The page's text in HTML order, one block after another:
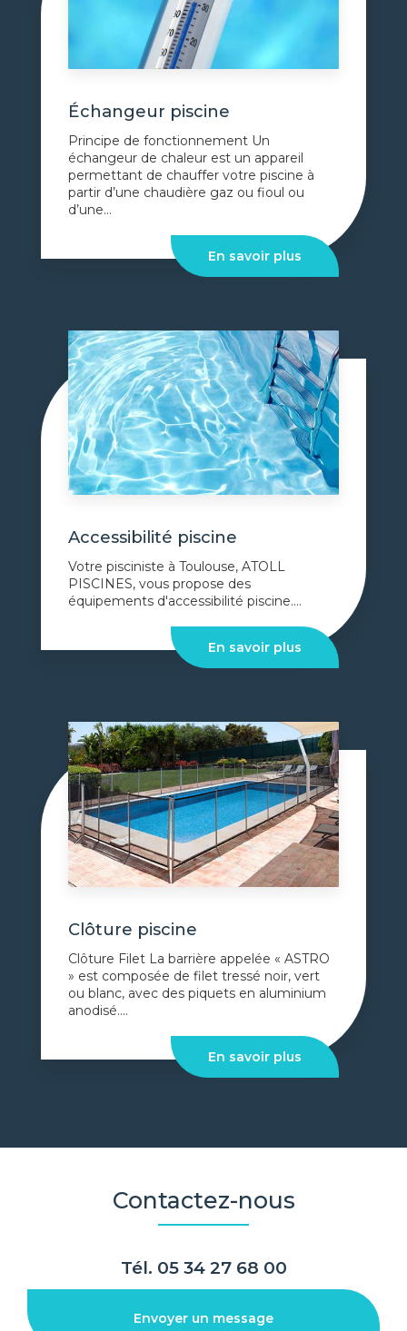
Échangeur piscine
Principe de fonctionnement Un
échangeur de chaleur est un appareil
permettant de chauffer votre piscine à
partir d’une chaudière gaz ou fioul ou
d’une...
En savoir plus
Accessibilité piscine
Votre pisciniste à Toulouse, ATOLL
PISCINES, vous propose des
équipements d'accessibilité piscine....
En savoir plus
Clôture piscine
Clôture Filet La barrière appelée « ASTRO
» est composée de filet tressé noir, vert
ou blanc, avec des piquets en aluminium
anodisé....
En savoir plus
Contactez-nous
Tél. 05 34 27 68 00
Envoyer un message